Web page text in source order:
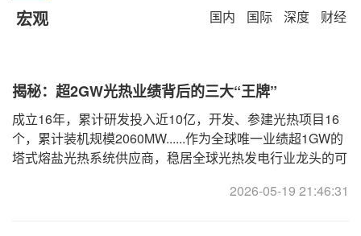
宏观 国内 国际 深度 财经
揭秘：超2GW光热业绩背后的三大“王牌”
成立16年，累计研发投入近10亿，开发、参建光热项目16
个，累计装机规模2060MW......作为全球唯一业绩超1GW的
塔式熔盐光热系统供应商，稳居全球光热发电行业龙头的可
2026-05-19 21:46:31